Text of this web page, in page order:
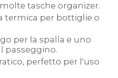
tasche organizer.
termica per bottiglie o
per la spalla e uno
passeggino.
perfetto per l'uso